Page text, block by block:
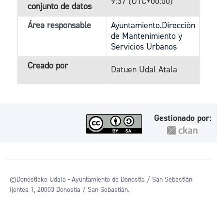
conjunto de datos
Área responsable
Ayuntamiento.Dirección
de Mantenimiento y
Servicios Urbanos
Creado por
Datuen Udal Atala
Gestionado por:
©Donostiako Udala - Ayuntamiento de Donostia / San Sebastián
Ijentea 1, 20003 Donostia / San Sebastián.